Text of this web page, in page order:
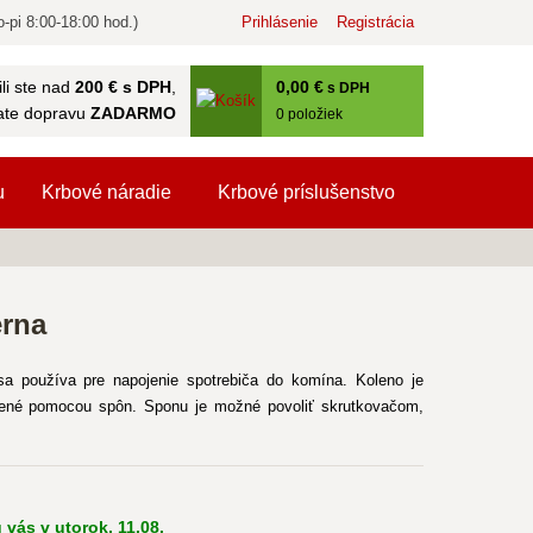
ste nad 200 € s DPH ,
dopravu ZADARMO
0,00 € s DPH
0 položiek
Prihlásenie Registrácia
pi 8:00-18:00 hod.)
Krbové náradie Krbové príslušenstvo
používa pre napojenie spotrebiča do komína. Koleno je
pomocou spôn. Sponu je možné povoliť skrutkovačom,
v utorok, 11.08.